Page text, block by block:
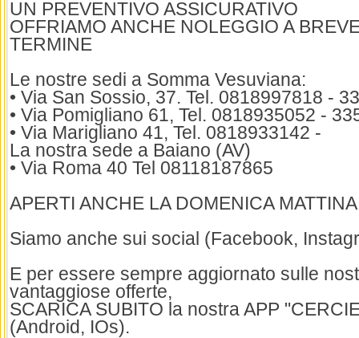
UN PREVENTIVO ASSICURATIVO
OFFRIAMO ANCHE NOLEGGIO A
TERMINE
Le nostre sedi a Somma Vesuviana:
• Via San Sossio, 37. Tel. 0818997818 -
• Via Pomigliano 61, Tel. 0818935052 -
• Via Marigliano 41, Tel. 0818933142 -
La nostra sede a Baiano (AV)
• Via Roma 40 Tel 08118187865
APERTI ANCHE LA DOMENICA MATTINA
Siamo anche sui social (Facebook,
E per essere sempre aggiornato sulle
vantaggiose offerte,
SCARICA SUBITO la nostra APP
(Android, IOs).